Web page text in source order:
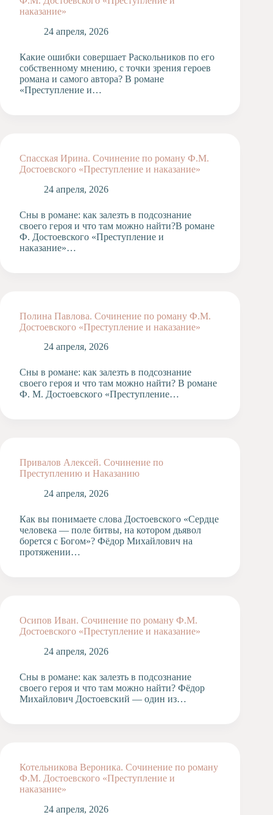
Художественная
отделение
Психологическая
Служба
наказание»
24 апреля, 2026
Какие ошибки совершает Раскольников по его
собственному мнению, с точки зрения героев
романа и самого автора? В романе
«Преступление и…
Спасская Ирина. Сочинение по роману Ф.М.
Достоевского «Преступление и наказание»
24 апреля, 2026
Сны в романе: как залезть в подсознание
своего героя и что там можно найти?В романе
Ф. Достоевского «Преступление и
наказание»…
Полина Павлова. Сочинение по роману Ф.М.
Достоевского «Преступление и наказание»
24 апреля, 2026
Сны в романе: как залезть в подсознание
своего героя и что там можно найти? В романе
Ф. М. Достоевского «Преступление…
Привалов Алексей. Сочинение по
Преступлению и Наказанию
24 апреля, 2026
Как вы понимаете слова Достоевского «Сердце
человека — поле битвы, на котором дьявол
борется с Богом»? Фёдор Михайлович на
протяжении…
Осипов Иван. Сочинение по роману Ф.М.
Достоевского «Преступление и наказание»
24 апреля, 2026
Сны в романе: как залезть в подсознание
своего героя и что там можно найти? Фёдор
Михайлович Достоевский — один из…
Котельникова Вероника. Сочинение по роману
Ф.М. Достоевского «Преступление и
наказание»
24 апреля, 2026